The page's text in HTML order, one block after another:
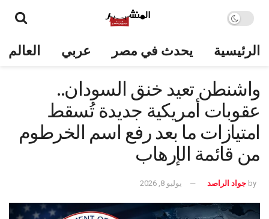
الرئيسية يحدث في مصر عربي العالم
واشنطن تعيد خنق السودان..
عقوبات أمريكية جديدة تُسقط
امتيازات ما بعد رفع اسم الخرطوم
من قائمة الإرهاب
by جواد الراصد يوليو 8, 2026